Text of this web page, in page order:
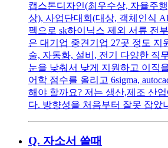
캡스톤디자인(최우수상, 자율주
상), 사업단대회(대상, 객체인식
펙으로 sk하이닉스 제외 서류 전
은 대기업 중견기업 27곳 정도 지
술, 자동화, 설비, 전기 다양한 직
눈을 낮춰서 낮게 지원하고 이직
어학 점수를 올리고 6sigma,
해야 할까요? 저는 생산,제조 산
다. 방향성을 처음부터 잘못 잡았
Q. 자소서 쓸때